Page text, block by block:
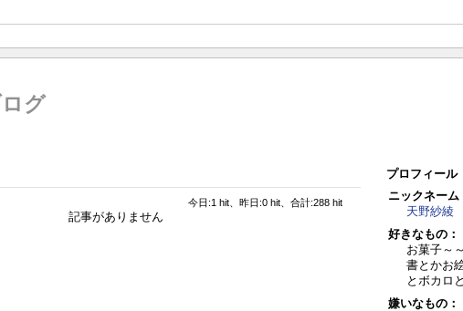
グ
今日:1 hit、昨日:0 hit、合計:288 hit
記事がありません
プロフィール
ニックネーム
天野紗綾
好きなもの：
お菓子～
書とかお
とボカ
嫌いなもの：